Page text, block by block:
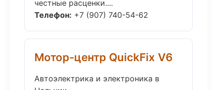
честные расценки....
Телефон: +7 (907) 740-54-62
Мотор-центр QuickFix V6
Автоэлектрика и электроника в